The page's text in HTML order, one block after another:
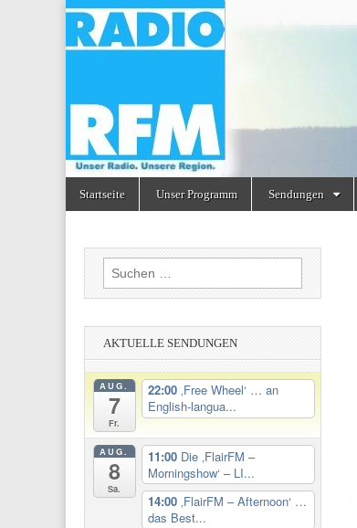
Radio
RFM
Main
menu
Startseite Unser Programm Sendungen
Suchen
nach:
AKTUELLE SENDUNGEN
AUG.
7
Fr.
22:00 ‚Free Wheel‘ … an
English-langua...
AUG.
8
Sa.
11:00 Die ‚FlairFM –
Morningshow‘ – LI...
14:00 ‚FlairFM – Afternoon‘ …
das Best...